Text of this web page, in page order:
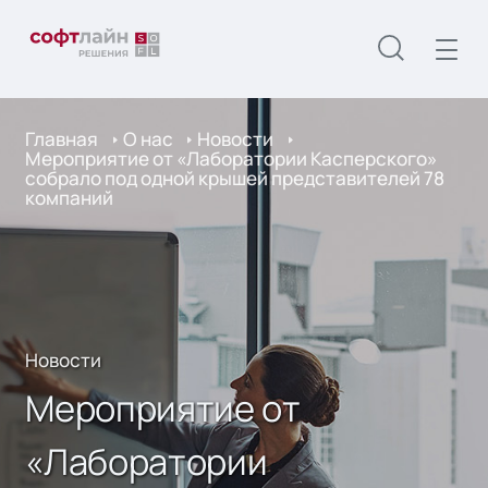
Главная О нас Новости
Мероприятие от «Лаборатории Касперского»
собрало под одной крышей представителей 78
компаний
Новости
Мероприятие от
«Лаборатории